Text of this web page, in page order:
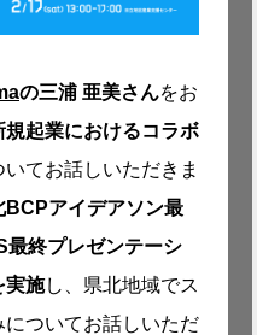
の三浦 亜美さんをお
規起業におけるコラボ
いてお話しいただきま
BCPアイデアソン最
最終プレゼンテーシ
実施し、県北地域でス
ついてお話しいただ